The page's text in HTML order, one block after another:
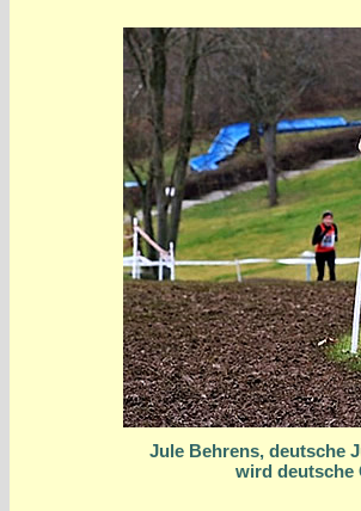
Jule Behrens, deutsche
wird deutsche